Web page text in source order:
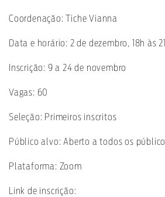
Coordenação: Tiche Vianna
Data e horário: 2 de dezembro, 18h às
Inscrição: 9 a 24 de novembro
Vagas: 60
Seleção: Primeiros inscritos
Público alvo: Aberto a todos os
Plataforma: Zoom
Link de inscrição: